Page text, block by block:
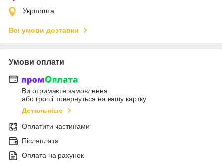
Укрпошта
Всі умови доставки
Умови оплати
Ви отримаєте замовлення
або гроші повернуться на вашу картку
Детальніше
Оплатити частинами
Післяплата
Оплата на рахунок